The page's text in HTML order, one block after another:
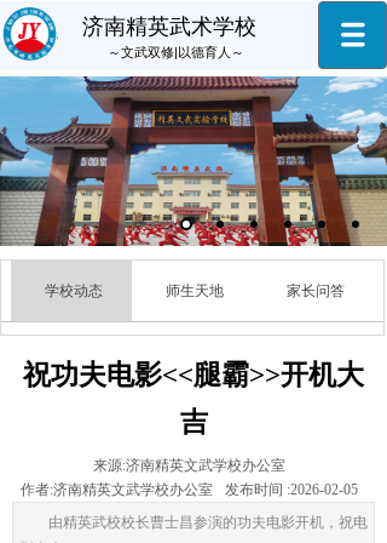
济南精英武术学校
～文武双修|以德育人 ～
学校动态 师生天地 家长问答
祝功夫电影<<腿霸>>开机大
吉
来源:济南精英文武学校办公室
作者:济南精英文武学校办公室 发布时间 :2026-02-05
由精英武校校长曹士昌参演的功夫电影开机，祝电